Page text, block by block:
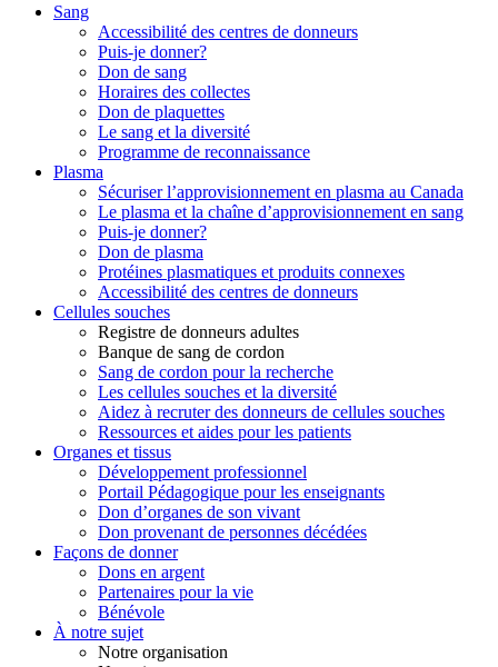
Sang
Accessibilité des centres de donneurs
Puis-je donner?
Don de sang
Horaires des collectes
Don de plaquettes
Le sang et la diversité
Programme de reconnaissance
Plasma
Sécuriser l’approvisionnement en plasma au Canada
Le plasma et la chaîne d’approvisionnement en sang
Puis-je donner?
Don de plasma
Protéines plasmatiques et produits connexes
Accessibilité des centres de donneurs
Cellules souches
Registre de donneurs adultes
Banque de sang de cordon
Sang de cordon pour la recherche
Les cellules souches et la diversité
Aidez à recruter des donneurs de cellules souches
Ressources et aides pour les patients
Organes et tissus
Développement professionnel
Portail Pédagogique pour les enseignants
Don d’organes de son vivant
Don provenant de personnes décédées
Façons de donner
Dons en argent
Partenaires pour la vie
Bénévole
À notre sujet
Notre organisation